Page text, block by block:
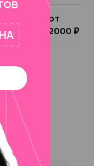
на
от
2000 ₽